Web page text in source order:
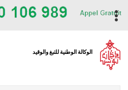
الوكالة الوطنية للتبغ والوقيد